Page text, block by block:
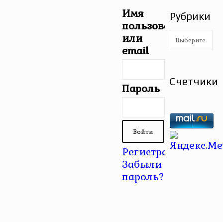
Имя
пользователя
или
email
Пароль
Регистрация |
Забыли
пароль?
Рубрики
Рубрики
Счетчики